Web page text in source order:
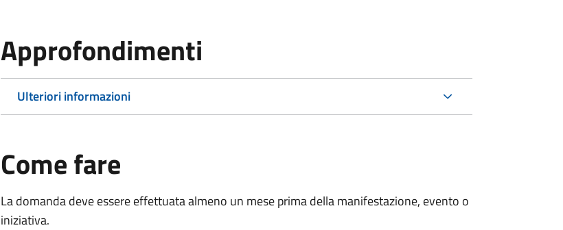
Approfondimenti
Ulteriori informazioni
Come fare
La domanda deve essere effettuata almeno un mese prima della manifestazione, evento o
iniziativa.